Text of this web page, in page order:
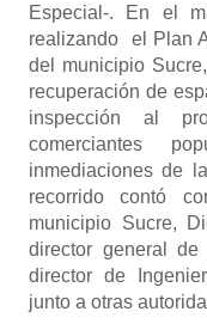
Especial-. En el
realizando el Plan
del municipio
recuperación de
inspección al
comerciantes
inmediaciones de
recorrido contó
municipio Sucre,
director general
director de
junto a otras